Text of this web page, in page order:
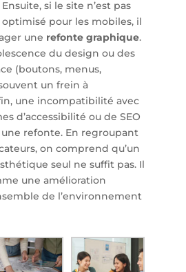
si le site n’est pas
pour les mobiles, il
une refonte graphique.
du design ou des
(boutons, menus,
un frein à
une incompatibilité avec
d’accessibilité ou de SEO
refonte. En regroupant
on comprend qu’un
seul ne suffit pas. Il
une amélioration
de l’environnement